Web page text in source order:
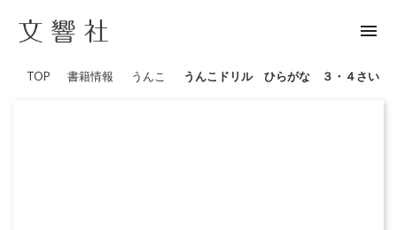
menu
TOP 書籍情報 うんこ うんこドリル ひらがな ３・４さい